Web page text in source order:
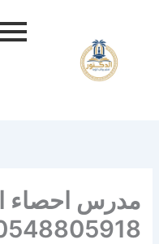
مدرس احصاء
0548805918 احجز مقعدك